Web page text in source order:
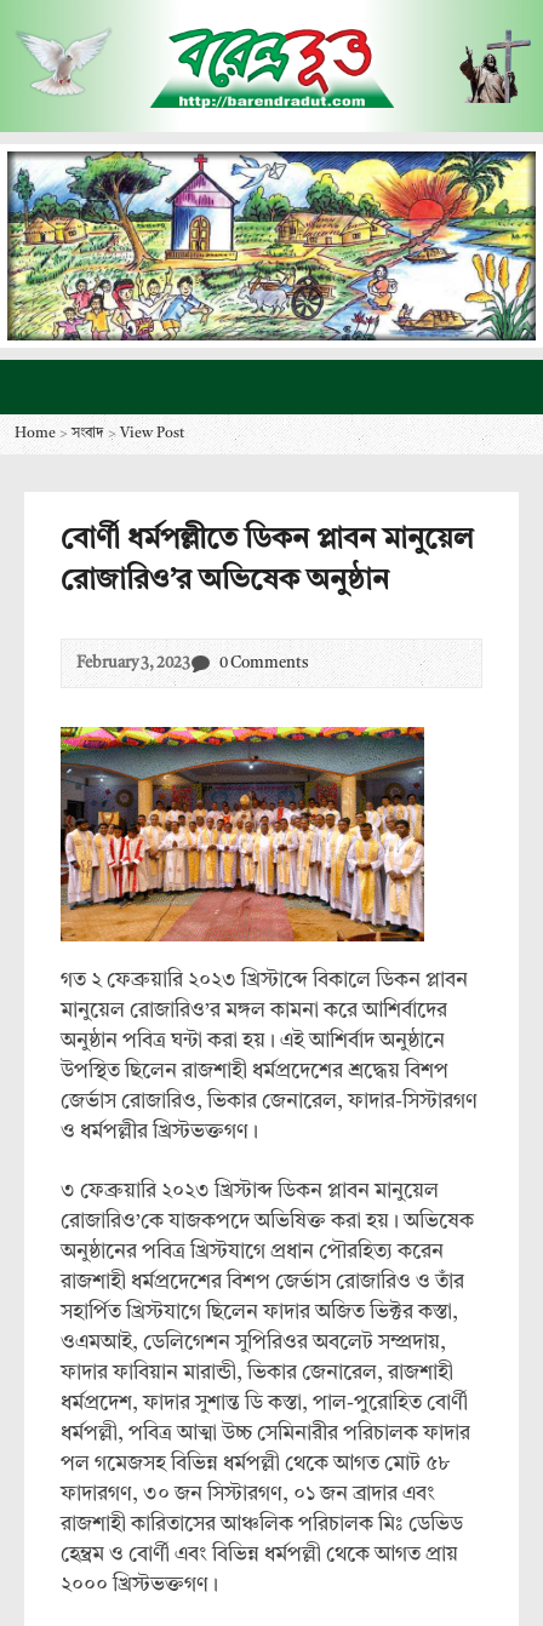
Home > সংবাদ >View Post
বোর্ণী ধর্মপল্লীতে ডিকন প্লাবন মানুয়েল
রোজারিও’র অভিষেক অনুষ্ঠান
February 3, 2023 0 Comments
গত ২ ফেব্রুয়ারি ২০২৩ খ্রিস্টাব্দে বিকালে ডিকন প্লাবন
মানুয়েল রোজারিও’র মঙ্গল কামনা করে আশির্বাদের
অনুষ্ঠান পবিত্র ঘন্টা করা হয়। এই আশির্বাদ অনুষ্ঠানে
উপস্থিত ছিলেন রাজশাহী ধর্মপ্রদেশের শ্রদ্ধেয় বিশপ
জের্ভাস রোজারিও, ভিকার জেনারেল, ফাদার-সিস্টারগণ
ও ধর্মপল্লীর খ্রিস্টভক্তগণ।
৩ ফেব্রুয়ারি ২০২৩ খ্রিস্টাব্দ ডিকন প্লাবন মানুয়েল
রোজারিও’কে যাজকপদে অভিষিক্ত করা হয়। অভিষেক
অনুষ্ঠানের পবিত্র খ্রিস্টযাগে প্রধান পৌরহিত্য করেন
রাজশাহী ধর্মপ্রদেশের বিশপ জের্ভাস রোজারিও ও তাঁর
সহার্পিত খ্রিস্টযাগে ছিলেন ফাদার অজিত ভিক্টর কস্তা,
ওএমআই, ডেলিগেশন সুপিরিওর অবলেট সম্প্রদায়,
ফাদার ফাবিয়ান মারান্ডী, ভিকার জেনারেল, রাজশাহী
ধর্মপ্রদেশ, ফাদার সুশান্ত ডি কস্তা, পাল-পুরোহিত বোর্ণী
ধর্মপল্লী, পবিত্র আত্মা উচ্চ সেমিনারীর পরিচালক ফাদার
পল গমেজসহ বিভিন্ন ধর্মপল্লী থেকে আগত মোট ৫৮
ফাদারগণ, ৩০ জন সিস্টারগণ, ০১ জন ব্রাদার এবং
রাজশাহী কারিতাসের আঞ্চলিক পরিচালক মিঃ ডেভিড
হেম্ব্রম ও বোর্ণী এবং বিভিন্ন ধর্মপল্লী থেকে আগত প্রায়
২০০০ খ্রিস্টভক্তগণ।